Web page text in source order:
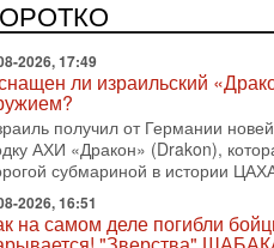
АХИ «Дракон» (Drakon),
субмариной в истории
2026, 16:51
на самом деле погибли
"Зверства"
телеканала ITON-TV
в отставке, писатель,
Ведет программу